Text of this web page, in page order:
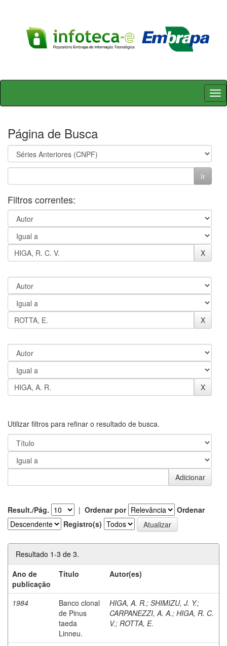
Skip
Página de Busca
Filtros correntes:
Utilizar filtros para refinar o resultado de busca.
Result./Pág. | Ordenar por
Ordenar
Registro(s)
Resultado 1-3 de 3.
Ano de
publicação
Título Autor(es)
1984
Banco clonal
de Pinus
taeda
Linneu.
HIGA, A. R.; SHIMIZU, J. Y.;
CARPANEZZI, A. A.; HIGA, R. C.
V.; ROTTA, E.